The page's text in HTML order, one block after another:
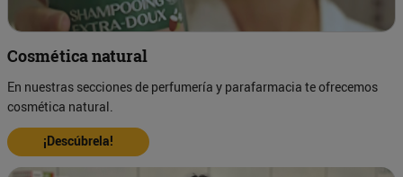
Cosmética natural
En nuestras secciones de perfumería y parafarmacia te ofrecemos
cosmética natural.
¡Descúbrela!